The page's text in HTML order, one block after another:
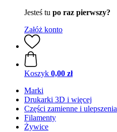
Jesteś tu po raz pierwszy?
Załóż konto
Koszyk 0,00 zł
Marki
Drukarki 3D i więcej
Części zamienne i ulepszenia
Filamenty
Żywice